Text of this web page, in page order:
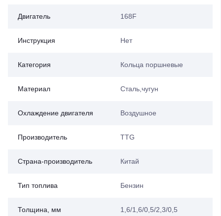
Двигатель 168F
Инструкция Нет
Категория Кольца поршневые
Материал Сталь,чугун
Охлаждение двигателя Воздушное
Производитель TTG
Страна-производитель Китай
Тип топлива Бензин
Толщина, мм 1,6/1,6/0,5/2,3/0,5